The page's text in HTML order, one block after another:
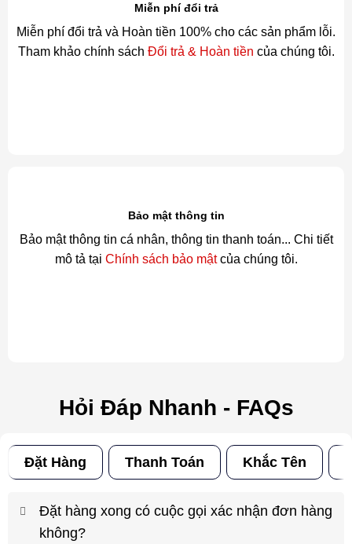
Miễn phí đổi trả
Miễn phí đổi trả và Hoàn tiền 100% cho các sản phẩm lỗi.
Tham khảo chính sách Đổi trả & Hoàn tiền của chúng tôi.
Bảo mật thông tin
Bảo mật thông tin cá nhân, thông tin thanh toán... Chi tiết
mô tả tại Chính sách bảo mậtcủa chúng tôi.
Hỏi Đáp Nhanh - FAQs
Đặt Hàng Thanh Toán Khắc Tên
Đặt hàng xong có cuộc gọi xác nhận đơn hàng
không?